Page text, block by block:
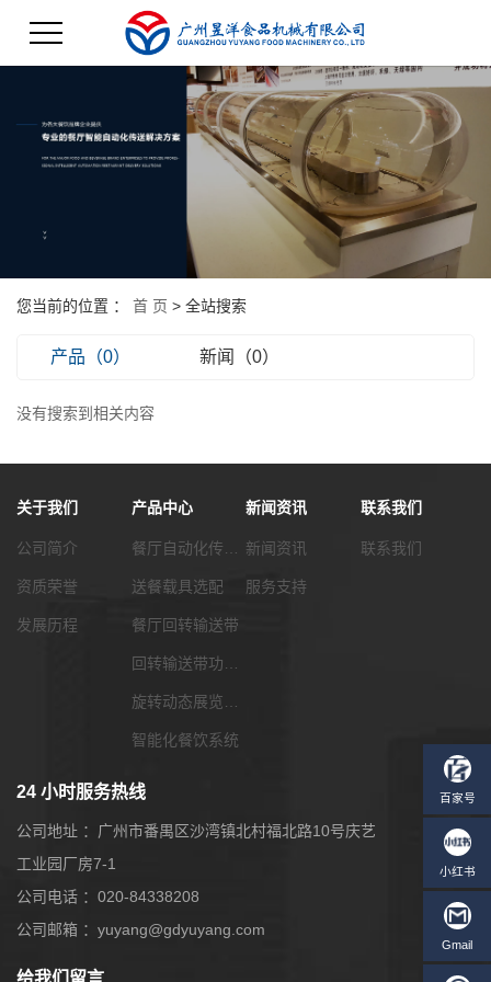
您当前的位置 ： 首 页 > 全站搜索
产品（0） 新闻（0）
没有搜索到相关内容
关于我们
公司简介
资质荣誉
发展历程
产品中心
送餐载具选配
餐厅回转输送带
智能化餐饮系统
新闻资讯
新闻资讯
服务支持
联系我们
联系我们
24 小时服务热线
公司地址 ：广州市番禺区沙湾镇北村福北路10号庆艺
工业园厂房7-1
公司电话 ：020-84338208
公司邮箱 ：yuyang@gdyuyang.com
给我们留言